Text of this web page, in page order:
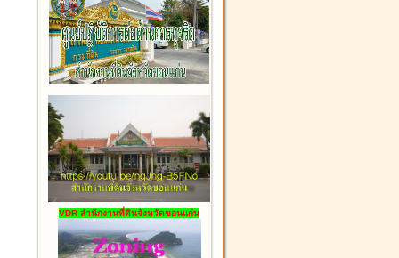
VDR สำนักงานที่ดินจังหวัดขอนแก่น